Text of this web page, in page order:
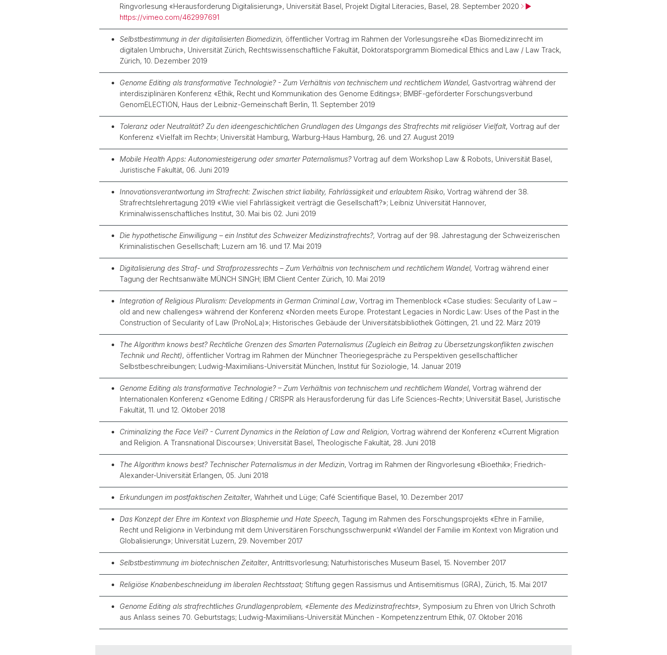
Ringvorlesung «Herausforderung Digitalisierung», Universität Basel, Projekt Digital Literacies, Basel, 28. September 2020
►
https://vimeo.com/462997691
Selbstbestimmung in der digitalisierten Biomedizin, öffentlicher Vortrag im Rahmen der Vorlesungsreihe «Das Biomedizinrecht im
digitalen Umbruch», Universität Zürich, Rechtswissenschaftliche Fakultät, Doktoratsporgramm Biomedical Ethics and Law / Law Track,
Zürich, 10. Dezember 2019
Genome Editing als transformative Technologie? - Zum Verhältnis von technischem und rechtlichem Wandel, Gastvortrag während der
interdisziplinären Konferenz «Ethik, Recht und Kommunikation des Genome Editings»; BMBF-geförderter Forschungsverbund
GenomELECTION, Haus der Leibniz-Gemeinschaft Berlin, 11. September 2019
Toleranz oder Neutralität? Zu den ideengeschichtlichen Grundlagen des Umgangs des Strafrechts mit religiöser Vielfalt, Vortrag auf der
Konferenz «Vielfalt im Recht»; Universität Hamburg, Warburg-Haus Hamburg, 26. und 27. August 2019
Mobile Health Apps: Autonomiesteigerung oder smarter Paternalismus? Vortrag auf dem Workshop Law & Robots, Universität Basel,
Juristische Fakultät, 06. Juni 2019
Innovationsverantwortung im Strafrecht: Zwischen strict liability, Fahrlässigkeit und erlaubtem Risiko, Vortrag während der 38.
Strafrechtslehrertagung 2019 «Wie viel Fahrlässigkeit verträgt die Gesellschaft?»; Leibniz Universität Hannover,
Kriminalwissenschaftliches Institut, 30. Mai bis 02. Juni 2019
Die hypothetische Einwilligung – ein Institut des Schweizer Medizinstrafrechts?, Vortrag auf der 98. Jahrestagung der Schweizerischen
Kriminalistischen Gesellschaft; Luzern am 16. und 17. Mai 2019
Digitalisierung des Straf- und Strafprozessrechts – Zum Verhältnis von technischem und rechtlichem Wandel, Vortrag während einer
Tagung der Rechtsanwälte MÜNCH SINGH; IBM Client Center Zürich, 10. Mai 2019
Integration of Religious Pluralism: Developments in German Criminal Law, Vortrag im Themenblock «Case studies: Secularity of Law –
old and new challenges» während der Konferenz «Norden meets Europe. Protestant Legacies in Nordic Law: Uses of the Past in the
Construction of Secularity of Law (ProNoLa)»; Historisches Gebäude der Universitätsbibliothek Göttingen, 21. und 22. März 2019
The Algorithm knows best? Rechtliche Grenzen des Smarten Paternalismus (Zugleich ein Beitrag zu Übersetzungskonflikten zwischen
Technik und Recht), öffentlicher Vortrag im Rahmen der Münchner Theoriegespräche zu Perspektiven gesellschaftlicher
Selbstbeschreibungen; Ludwig-Maximilians-Universität München, Institut für Soziologie, 14. Januar 2019
Genome Editing als transformative Technologie? – Zum Verhältnis von technischem und rechtlichem Wandel, Vortrag während der
Internationalen Konferenz «Genome Editing / CRISPR als Herausforderung für das Life Sciences-Recht»; Universität Basel, Juristische
Fakultät, 11. und 12. Oktober 2018
Criminalizing the Face Veil? - Current Dynamics in the Relation of Law and Religion, Vortrag während der Konferenz «Current Migration
and Religion. A Transnational Discourse»; Universität Basel, Theologische Fakultät, 28. Juni 2018
The Algorithm knows best? Technischer Paternalismus in der Medizin, Vortrag im Rahmen der Ringvorlesung «Bioethik»; Friedrich-
Alexander-Universität Erlangen, 05. Juni 2018
Erkundungen im postfaktischen Zeitalter, Wahrheit und Lüge; Café Scientifique Basel, 10. Dezember 2017
Das Konzept der Ehre im Kontext von Blasphemie und Hate Speech, Tagung im Rahmen des Forschungsprojekts «Ehre in Familie,
Recht und Religion» in Verbindung mit dem Universitären Forschungsschwerpunkt «Wandel der Familie im Kontext von Migration und
Globalisierung»; Universität Luzern, 29. November 2017
Selbstbestimmung im biotechnischen Zeitalter, Antrittsvorlesung; Naturhistorisches Museum Basel, 15. November 2017
Religiöse Knabenbeschneidung im liberalen Rechtsstaat; Stiftung gegen Rassismus und Antisemitismus (GRA), Zürich, 15. Mai 2017
Genome Editing als strafrechtliches Grundlagenproblem, «Elemente des Medizinstrafrechts», Symposium zu Ehren von Ulrich Schroth
aus Anlass seines 70. Geburtstags; Ludwig-Maximilians-Universität München - Kompetenzzentrum Ethik, 07. Oktober 2016